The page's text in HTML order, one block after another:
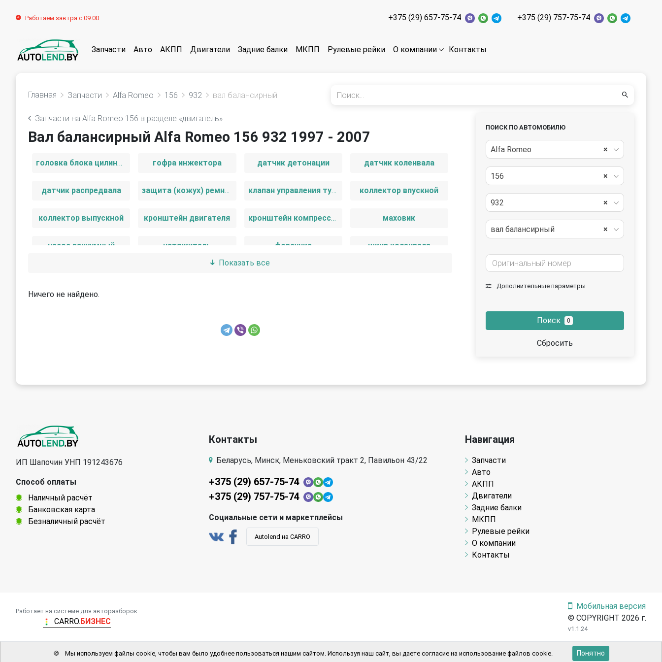
Работаем завтра с 09:00 +375 (29) 657-75-74 +375 (29) 757-75-74
Запчасти Авто АКПП Двигатели Задние балки МКПП Рулевые рейки О компании Контакты
Главная Запчасти Alfa Romeo 156 932 вал балансирный
Запчасти на Alfa Romeo 156 в разделе «двигатель»
Вал балансирный Alfa Romeo 156 932 1997 - 2007
головка блока цилиндров гофра инжектора датчик детонации датчик коленвала
датчик распредвала защита (кожух) ремня ГРМ клапан управления турбиной (актуатор) коллектор впускной
коллектор выпускной кронштейн двигателя кронштейн компрессора кондиционера маховик
насос вакуумный натяжитель форсунка шкив коленвала
Показать все
Ничего не найдено.
ПОИСК ПО АВТОМОБИЛЮ
×
Alfa Romeo
×
156
×
932
×
вал балансирный
Дополнительные параметры
Поиск 0
Сбросить
ИП Шапочин УНП 191243676
Способ оплаты
Наличный расчёт
Банковская карта
Безналичный расчёт
Контакты
Беларусь, Минск, Меньковский тракт 2, Павильон 43/22
+375 (29) 657-75-74
+375 (29) 757-75-74
Социальные сети и маркетплейсы
Autolend на CARRO
Навигация
Запчасти
Авто
АКПП
Двигатели
Задние балки
МКПП
Рулевые рейки
О компании
Контакты
Работает на системе для авторазборок
CARRO.БИЗНЕС
Мобильная версия
© COPYRIGHT 2026 г.
v1.1.24
🍪 Мы используем файлы cookie, чтобы вам было удобнее пользоваться нашим сайтом. Используя наш сайт, вы даете согласие на использование файлов cookie. Понятно